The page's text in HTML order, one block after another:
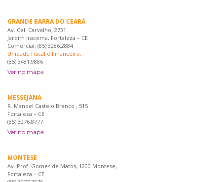
GRANDE BARRA DO CEARÁ
Av. Cel. Carvalho, 2731
Jardim Iracema, Fortaleza – CE
Comercial: (85) 3286.2884
Unidade Fiscal e Financeiro:
(85) 3481.9886
Ver no mapa
MESSEJANA
R. Manoel Castelo Branco , 515
Fortaleza – CE
(85) 3276.8777
Ver no mapa
MONTESE
Av. Prof. Gomes de Matos, 1200 Montese,
Fortaleza – CE